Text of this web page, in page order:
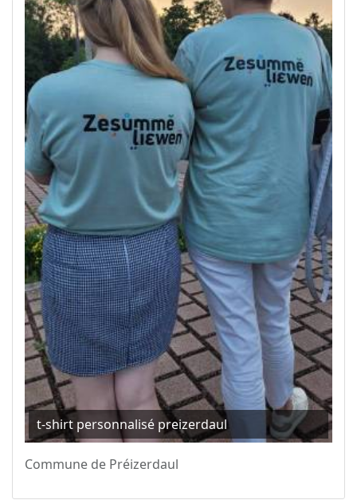
t-shirt personnalisé preizerdaul
Commune de Préizerdaul